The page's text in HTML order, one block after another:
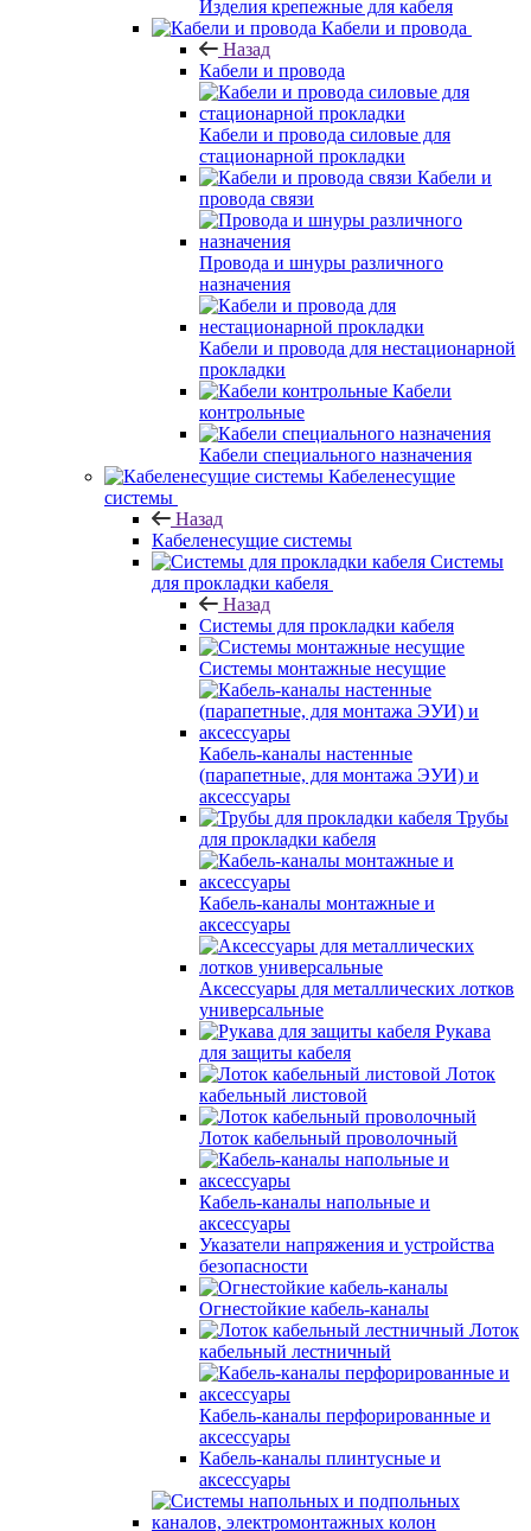
Изделия крепежные для кабеля
Кабели и провода
Назад
Кабели и провода
Кабели и провода силовые для
стационарной прокладки
Кабели и
провода связи
Провода и шнуры различного
назначения
Кабели и провода для нестационарной
прокладки
Кабели
контрольные
Кабели специального назначения
Кабеленесущие
системы
Назад
Кабеленесущие системы
Системы
для прокладки кабеля
Назад
Системы для прокладки кабеля
Системы монтажные несущие
Кабель-каналы настенные
(парапетные, для монтажа ЭУИ) и
аксессуары
Трубы
для прокладки кабеля
Кабель-каналы монтажные и
аксессуары
Аксессуары для металлических лотков
универсальные
Рукава
для защиты кабеля
Лоток
кабельный листовой
Лоток кабельный проволочный
Кабель-каналы напольные и
аксессуары
Указатели напряжения и устройства
безопасности
Огнестойкие кабель-каналы
Лоток
кабельный лестничный
Кабель-каналы перфорированные и
аксессуары
Кабель-каналы плинтусные и
аксессуары